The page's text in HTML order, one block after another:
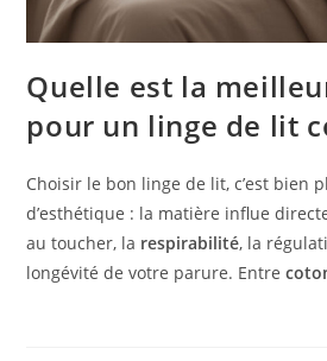
Quelle est la
pour un linge de lit
Choisir le bon linge de lit, c’est bien
d’esthétique : la matière influe
au toucher, la respirabilité, la
longévité de votre parure. Entre